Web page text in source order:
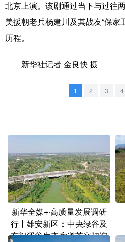
公益 一带一路
文化产业
地方频道
天津
广东 广西
四川 贵州
陕西 甘肃
新疆 内蒙古
北京上演。该剧通过当下与过往
美援朝老兵杨建川及其战友“保家
历程。
新华社记者 金良快 摄
1 2 3 4
新华全媒+·高质量发展调研
行丨雄安新区：中央绿谷及
东部溪谷生态廊道芳容初绽